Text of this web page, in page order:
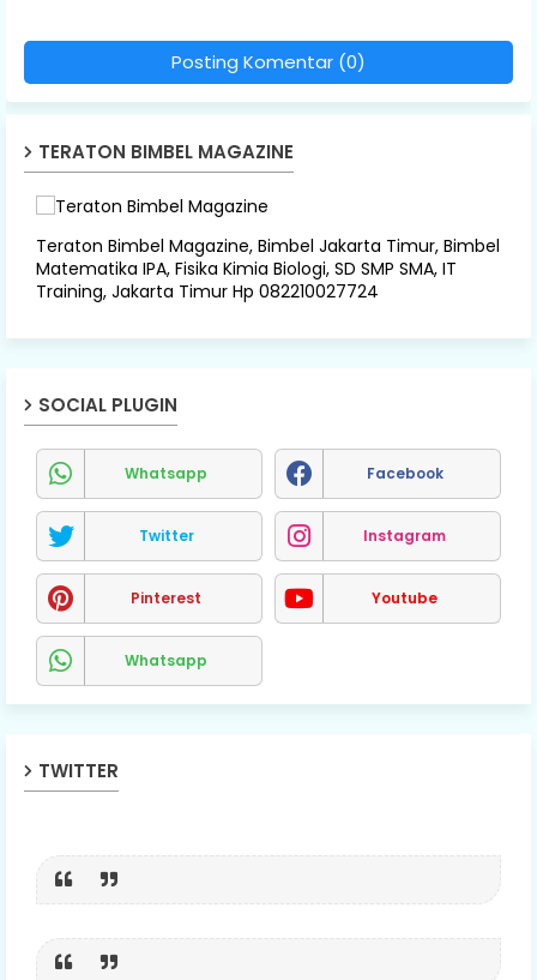
Posting Komentar (0)
TERATON BIMBEL MAGAZINE
Teraton Bimbel Magazine, Bimbel Jakarta Timur, Bimbel
Matematika IPA, Fisika Kimia Biologi, SD SMP SMA, IT
Training, Jakarta Timur Hp 082210027724
SOCIAL PLUGIN
Whatsapp Facebook
Twitter Instagram
Pinterest Youtube
Whatsapp
TWITTER